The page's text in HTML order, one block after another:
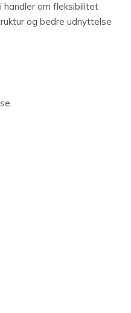
handler om fleksibilitet
og bedre udnyttelse